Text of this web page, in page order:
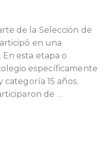
de la Selección de
en una
esta etapa o
específicamente
categoría 15 años.
de …